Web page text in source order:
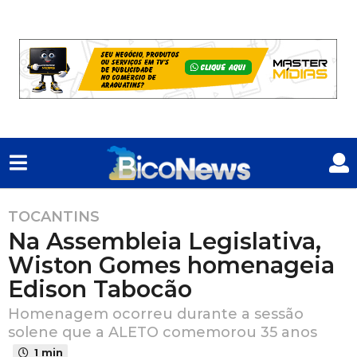
2
a
n
o
s
a
t
TOCANTINS
Na Assembleia Legislativa,
Wiston Gomes homenageia
Edison Tabocão
Homenagem ocorreu durante a sessão
solene que a ALETO comemorou 35 anos
1 min